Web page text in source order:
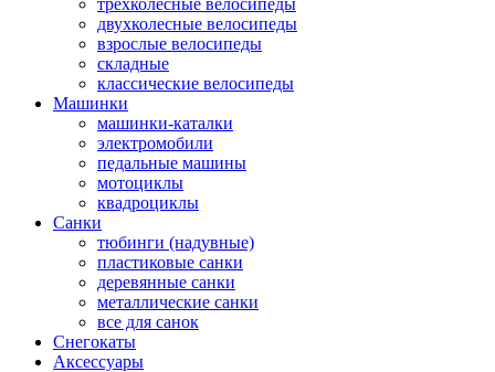
трехколесные велосипеды
двухколесные велосипеды
взрослые велосипеды
складные
классические велосипеды
Машинки
машинки-каталки
электромобили
педальные машины
мотоциклы
квадроциклы
Санки
тюбинги (надувные)
пластиковые санки
деревянные санки
металлические санки
все для санок
Снегокаты
Аксессуары